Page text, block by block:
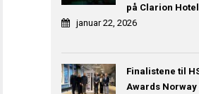
på Clarion
januar 22, 2026
Finalistene til
Awards Norway